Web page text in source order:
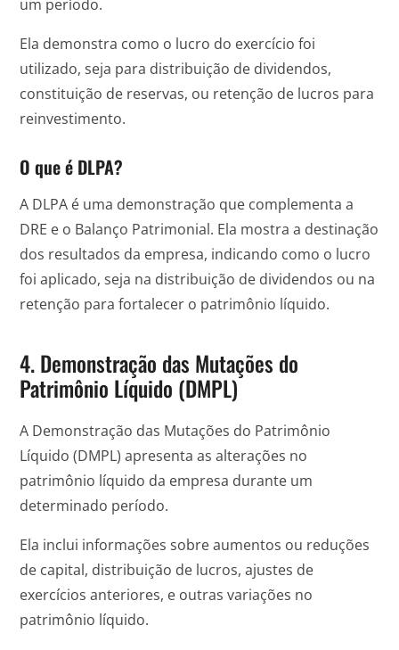
um período.
Ela demonstra como o lucro do exercício foi
utilizado, seja para distribuição de dividendos,
constituição de reservas, ou retenção de lucros para
reinvestimento.
O que é DLPA?
A DLPA é uma demonstração que complementa a
DRE e o Balanço Patrimonial. Ela mostra a destinação
dos resultados da empresa, indicando como o lucro
foi aplicado, seja na distribuição de dividendos ou na
retenção para fortalecer o patrimônio líquido.
4. Demonstração das Mutações do
Patrimônio Líquido (DMPL)
A Demonstração das Mutações do Patrimônio
Líquido (DMPL) apresenta as alterações no
patrimônio líquido da empresa durante um
determinado período.
Ela inclui informações sobre aumentos ou reduções
de capital, distribuição de lucros, ajustes de
exercícios anteriores, e outras variações no
patrimônio líquido.